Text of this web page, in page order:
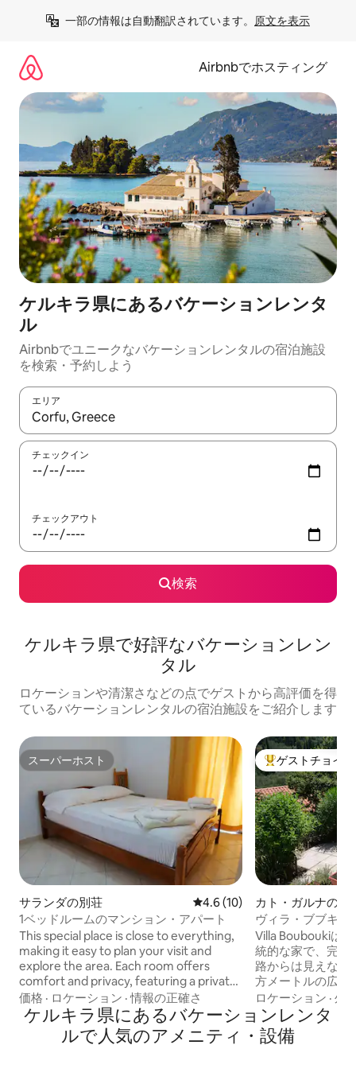
一部の情報は自動翻訳されています。 原文を表示
Airbnbでホスティング
ケルキラ県にあるバケーションレンタ
ル
Airbnbでユニークなバケーションレンタルの宿泊施設
を検索・予約しよう
エリア
検索結果が表示されたら、上下の矢印キーを使って移動するか
チェックイン
チェックアウト
検索
ケルキラ県で好評なバケーションレン
タル
ロケーションや清潔さなどの点でゲストから高評価を得
ているバケーションレンタルの宿泊施設をご紹介します
スーパーホスト
スーパーホスト
サランダの別荘 レビュー10件、5つ星中4.6つ
4.6 (10)
1ベッドルームのマンション・アパート
This special place is close to everything,
making it easy to plan your visit and
explore the area. Each room offers
comfort and privacy, featuring a private
bathroom and a fully equipped private
kitchen. For your convenience and
security, every room also comes with its
own key, allowing you to come and go
価格 · ロケーション ·情報の正確さ
大好評のゲスト
ゲストチョイス
カト・ガルナの別
ヴィラ・ブブキ
Villa Bouboukiは
統的な家で、完全
路からは見えない場
方メートルの広さ
ては3名様）でのご
快適なベッドル
あり、台所とバ
います。 50平方メートル以上の庭には、
ロケーション ·外
ケルキラ県にあるバケーションレンタ
ルで人気のアメニティ・設備